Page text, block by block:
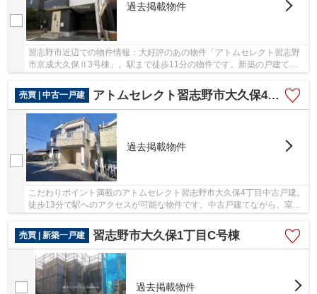
過去掲載物件
習志野市近辺での物件情報：大好評のあの物件「アトムセレクト習志野
市京成大久保Ⅱ3号棟」。駅まで徒歩11分の物件です。新築の戸建て物
売買 | 中古一戸建
アトムセレクト習志野市大久保4丁目中古戸建
過去掲載物件
こだわりポイント満載のアトムセレクト習志野市大久保4丁目中古戸建。
徒歩13分で駅へのアクセスが可能な物件です。中古戸建てながら、室内
はとてもきれいです。 アトムステーションが...
売買 | 新築一戸建
習志野市大久保1丁目C号棟
過去掲載物件